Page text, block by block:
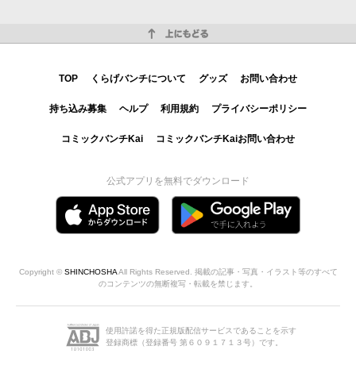
TOP くらげバンチについて グッズ お問い合わせ
持ち込み募集 ヘルプ 利用規約 プライバシーポリシー
コミックバンチKai コミックバンチKaiお問い合わせ
公式アプリを無料でダウンロード
Copyright © SHINCHOSHAAll Rights Reserved. 掲載の記事・写真・イラスト等のすべて
のコンテンツの無断複写・転載を禁じます。
使用許諾を得た正規版配信サービスであることを示す
登録商標（登録番号 第６０９１７１３号）です。